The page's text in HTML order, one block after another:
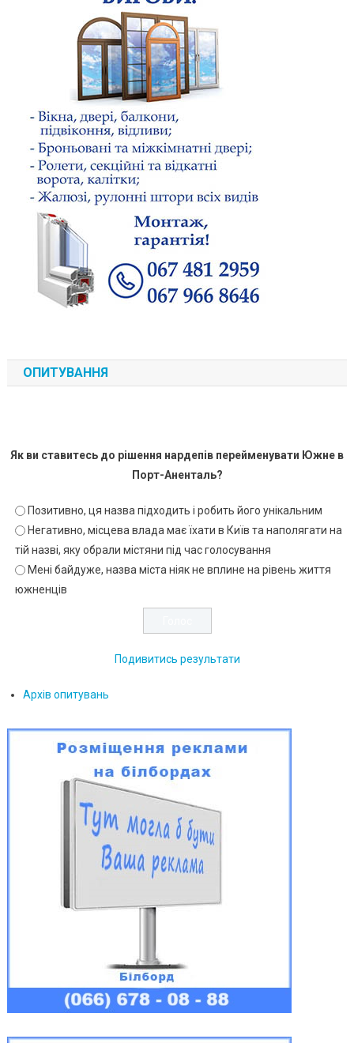
ОПИТУВАННЯ
Як ви ставитесь до рішення нардепів перейменувати Южне в
Порт-Аненталь?
Позитивно, ця назва підходить і робить його унікальним
Негативно, місцева влада має їхати в Київ та наполягати на
тій назві, яку обрали містяни під час голосування
Мені байдуже, назва міста ніяк не вплине на рівень життя
южненців
Подивитись результати
Архів опитувань